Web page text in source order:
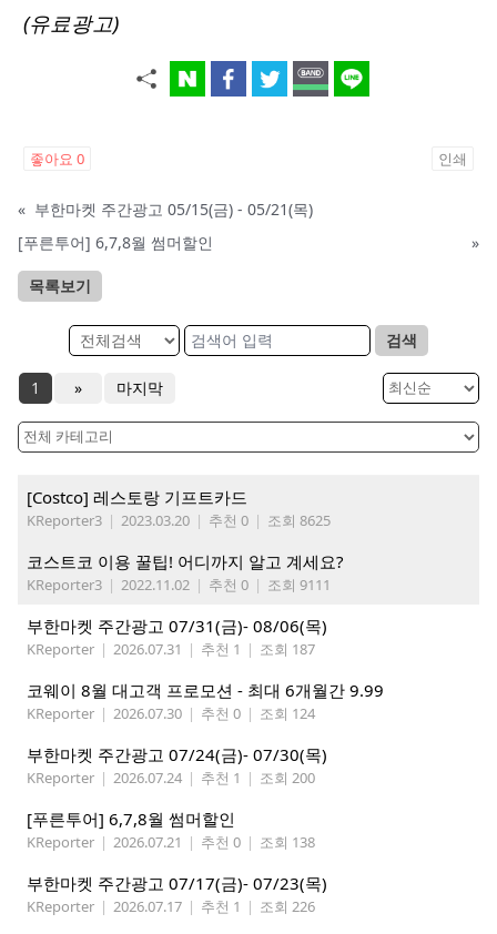
(유료광고)
좋아요 0 인쇄
« 부한마켓 주간광고 05/15(금) - 05/21(목)
[푸른투어] 6,7,8월 썸머할인
»
목록보기
검색
1 » 마지막
[Costco] 레스토랑 기프트카드
KReporter3 | 2023.03.20 | 추천 0 | 조회 8625
코스트코 이용 꿀팁! 어디까지 알고 계세요?
KReporter3 | 2022.11.02 | 추천 0 | 조회 9111
부한마켓 주간광고 07/31(금)- 08/06(목)
KReporter | 2026.07.31 | 추천 1 | 조회 187
코웨이 8월 대고객 프로모션 - 최대 6개월간 9.99
KReporter | 2026.07.30 | 추천 0 | 조회 124
부한마켓 주간광고 07/24(금)- 07/30(목)
KReporter | 2026.07.24 | 추천 1 | 조회 200
[푸른투어] 6,7,8월 썸머할인
KReporter | 2026.07.21 | 추천 0 | 조회 138
부한마켓 주간광고 07/17(금)- 07/23(목)
KReporter | 2026.07.17 | 추천 1 | 조회 226